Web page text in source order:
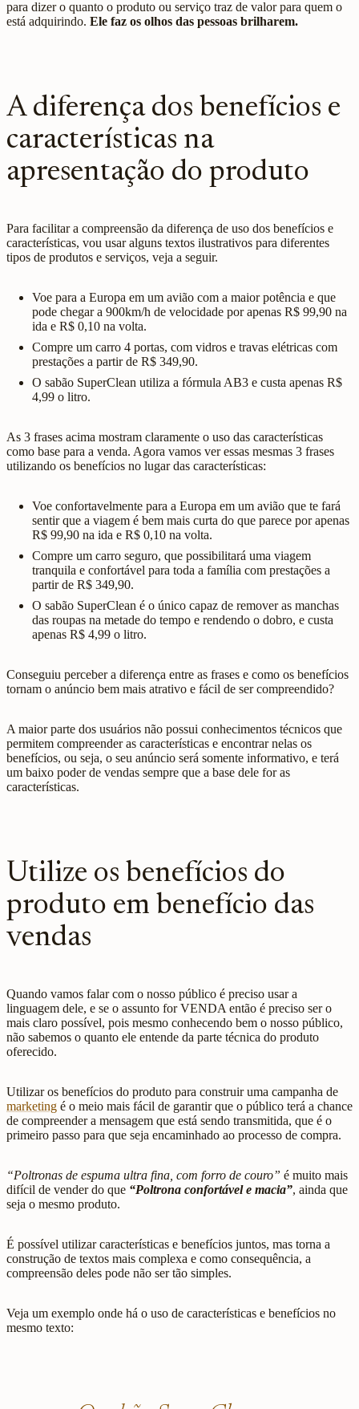
para dizer o quanto o produto ou serviço traz de valor para quem o
está adquirindo. Ele faz os olhos das pessoas brilharem.
A diferença dos benefícios e
características na
apresentação do produto
Para facilitar a compreensão da diferença de uso dos benefícios e
características, vou usar alguns textos ilustrativos para diferentes
tipos de produtos e serviços, veja a seguir.
Voe para a Europa em um avião com a maior potência e que
pode chegar a 900km/h de velocidade por apenas R$ 99,90 na
ida e R$ 0,10 na volta.
Compre um carro 4 portas, com vidros e travas elétricas com
prestações a partir de R$ 349,90.
O sabão SuperClean utiliza a fórmula AB3 e custa apenas R$
4,99 o litro.
As 3 frases acima mostram claramente o uso das características
como base para a venda. Agora vamos ver essas mesmas 3 frases
utilizando os benefícios no lugar das características:
Voe confortavelmente para a Europa em um avião que te fará
sentir que a viagem é bem mais curta do que parece por apenas
R$ 99,90 na ida e R$ 0,10 na volta.
Compre um carro seguro, que possibilitará uma viagem
tranquila e confortável para toda a família com prestações a
partir de R$ 349,90.
O sabão SuperClean é o único capaz de remover as manchas
das roupas na metade do tempo e rendendo o dobro, e custa
apenas R$ 4,99 o litro.
Conseguiu perceber a diferença entre as frases e como os benefícios
tornam o anúncio bem mais atrativo e fácil de ser compreendido?
A maior parte dos usuários não possui conhecimentos técnicos que
permitem compreender as características e encontrar nelas os
benefícios, ou seja, o seu anúncio será somente informativo, e terá
um baixo poder de vendas sempre que a base dele for as
características.
Utilize os benefícios do
produto em benefício das
vendas
Quando vamos falar com o nosso público é preciso usar a
linguagem dele, e se o assunto for VENDA então é preciso ser o
mais claro possível, pois mesmo conhecendo bem o nosso público,
não sabemos o quanto ele entende da parte técnica do produto
oferecido.
Utilizar os benefícios do produto para construir uma campanha de
marketing é o meio mais fácil de garantir que o público terá a chance
de compreender a mensagem que está sendo transmitida, que é o
primeiro passo para que seja encaminhado ao processo de compra.
“Poltronas de espuma ultra fina, com forro de couro” é muito mais
difícil de vender do que “Poltrona confortável e macia”, ainda que
seja o mesmo produto.
É possível utilizar características e benefícios juntos, mas torna a
construção de textos mais complexa e como consequência, a
compreensão deles pode não ser tão simples.
Veja um exemplo onde há o uso de características e benefícios no
mesmo texto: